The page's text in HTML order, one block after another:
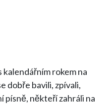
kalendářním rokem na
dobře bavili, zpívali,
písně, někteří zahráli na